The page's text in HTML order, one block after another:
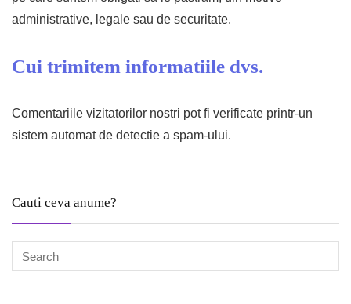
administrative, legale sau de securitate.
Cui trimitem informatiile dvs.
Comentariile vizitatorilor nostri pot fi verificate printr-un
sistem automat de detectie a spam-ului.
Cauti ceva anume?